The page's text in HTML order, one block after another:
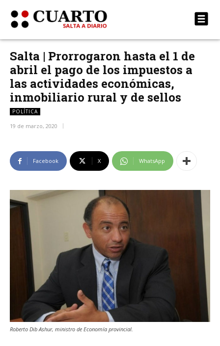
Salta | Prorrogaron hasta el 1 de
abril el pago de los impuestos a
las actividades económicas,
inmobiliario rural y de sellos
POLÍTICA
19 de marzo, 2020
Facebook X WhatsApp
Roberto Dib Ashur, ministro de Economía provincial.